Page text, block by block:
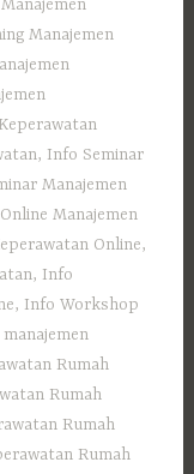
Manajemen
, Info Seminar
Manajemen
Manajemen
Online,
, Info
, Info Workshop
Rumah
Rumah
Rumah
Rumah